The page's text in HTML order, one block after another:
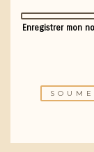
Enregistrer mon